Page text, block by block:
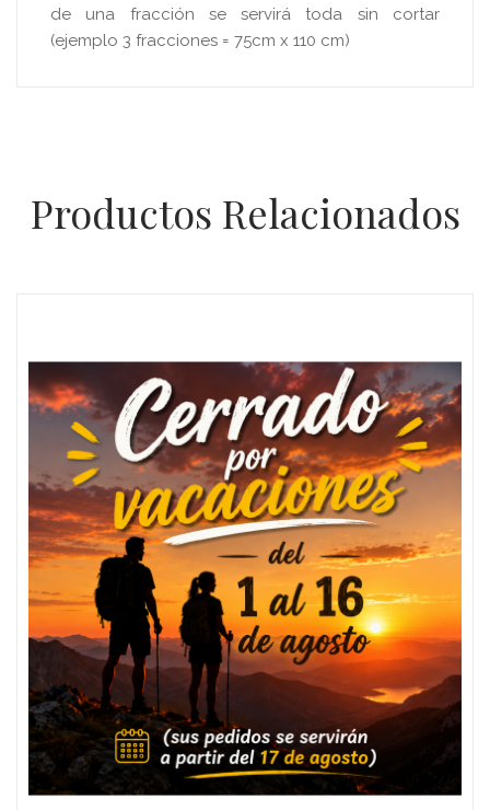
de una fracción se servirá toda sin cortar
(ejemplo 3 fracciones = 75cm x 110 cm)
Productos Relacionados